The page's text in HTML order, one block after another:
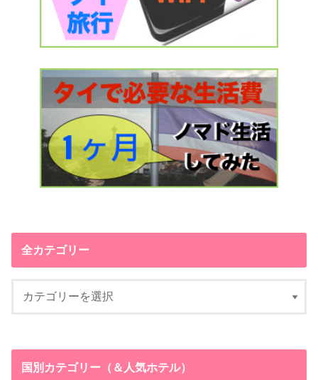
全カテゴリー
国別カテゴリー（＆人気ホテル）